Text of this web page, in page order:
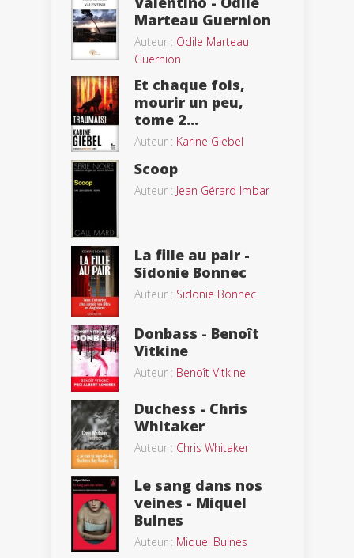
Marteau Guernion
Auteur : Odile Marteau
Guernion
Et chaque fois,
mourir un peu,
tome 2...
Auteur : Karine Giebel
Scoop
Auteur : Jean Gérard Imbar
La fille au pair -
Sidonie Bonnec
Auteur : Sidonie Bonnec
Donbass - Benoît
Vitkine
Auteur : Benoît Vitkine
Duchess - Chris
Whitaker
Auteur : Chris Whitaker
Le sang dans nos
veines - Miquel
Bulnes
Auteur : Miquel Bulnes